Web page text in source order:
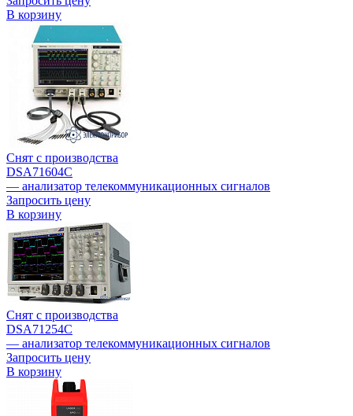
В корзину
Снят с производства
DSA71604C
— анализатор телекоммуникационных сигналов
Запросить цену
В корзину
Снят с производства
DSA71254C
— анализатор телекоммуникационных сигналов
Запросить цену
В корзину